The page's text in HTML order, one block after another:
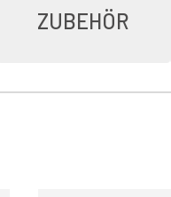
ZUBEHÖR